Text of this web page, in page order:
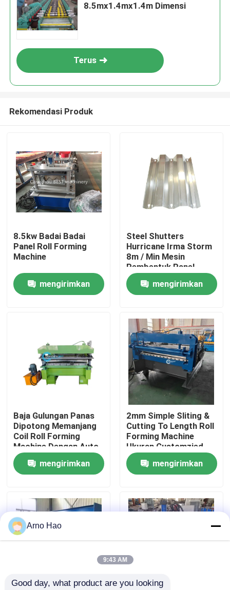
Rumah
Tentang kami
Kontrol kualitas
Hubungi kami
kasus
mesin roll forming double layer
8.5mx1.4mx1.4m Dimensi
Terus
Rekomendasi Produk
8.5kw Badai Badai
Panel Roll Forming
Machine
mengirimkan
Steel Shutters
Hurricane Irma Storm
8m / Min Mesin
Pembentuk Panel
mengirimkan
Baja Gulungan Panas
Dipotong Memanjang
Coil Roll Forming
Machine Dengan Auto
Stacker
mengirimkan
2mm Simple Sliting &
Cutting To Length Roll
Forming Machine
Ukuran Customzied
mengirimkan
Arno Hao
9:43 AM
Good day, what product are you looking